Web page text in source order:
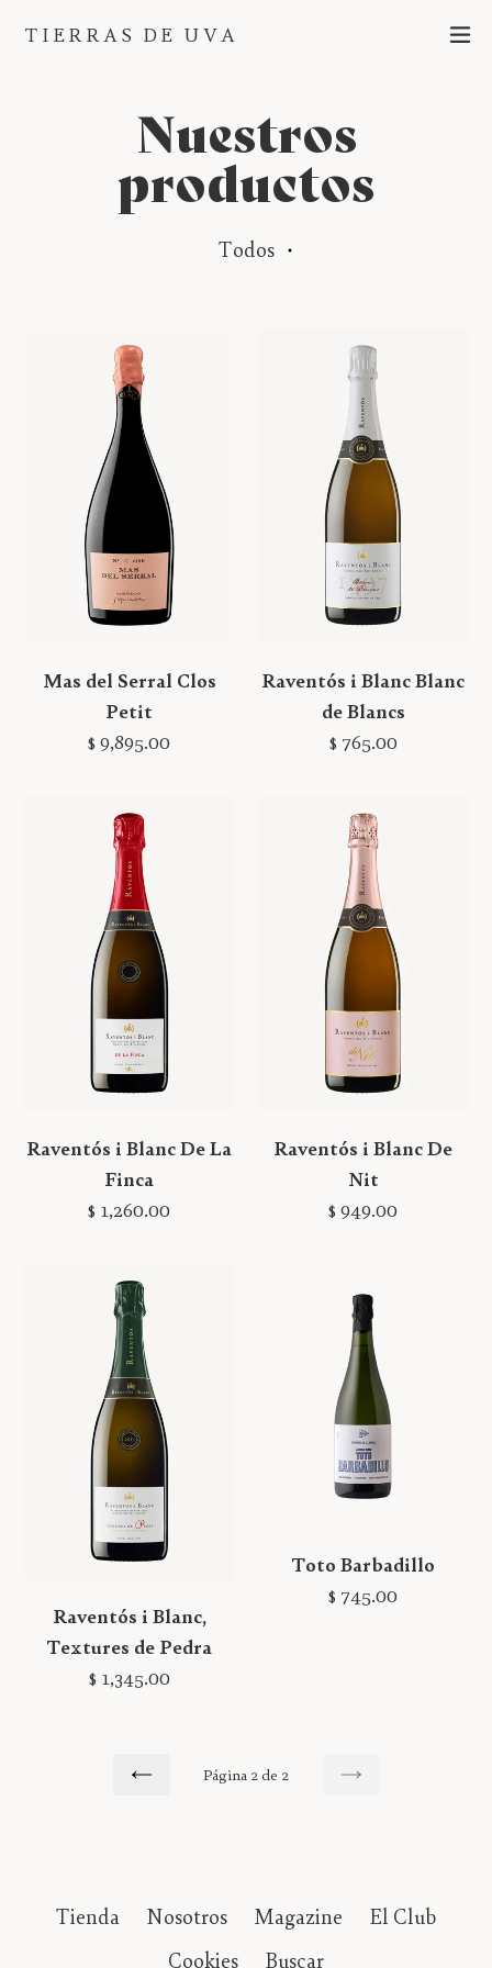
directamente
TIERRAS DE UVA
Nuestros
productos
Todos
Mas del Serral Clos
Petit
Precio
$ 9,895.00
Raventós i Blanc Blanc
de Blancs
Precio
$ 765.00
Raventós i Blanc De La
Finca
Precio
$ 1,260.00
Raventós i Blanc De
Nit
Precio
$ 949.00
Raventós i Blanc,
Textures de Pedra
Precio
$ 1,345.00
Toto Barbadillo
Precio
$ 745.00
Página 2 de 2
Tienda Nosotros Magazine
El Club
Cookies
Buscar